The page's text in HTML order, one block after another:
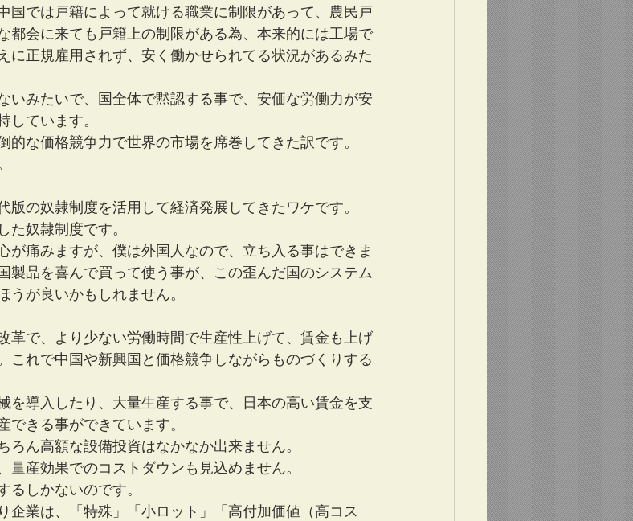
国では戸籍によって就ける職業に制限があって、農民戸
都会に来ても戸籍上の制限がある為、本来的には工場で
に正規雇用されず、安く働かせられてる状況があるみた
いみたいで、国全体で黙認する事で、安価な労働力が安
しています。
な価格競争力で世界の市場を席巻してきた訳です。
の奴隷制度を活用して経済発展してきたワケです。
た奴隷制度です。
が痛みますが、僕は外国人なので、立ち入る事はできま
製品を喜んで買って使う事が、この歪んだ国のシステム
が良いかもしれません。
革で、より少ない労働時間で生産性上げて、賃金も上げ
これで中国や新興国と価格競争しながらものづくりする
を導入したり、大量生産する事で、日本の高い賃金を支
きる事ができています。
ろん高額な設備投資はなかなか出来ません。
産効果でのコストダウンも見込めません。
しかないのです。
企業は、「特殊」「小ロット」「高付加価値（高コス